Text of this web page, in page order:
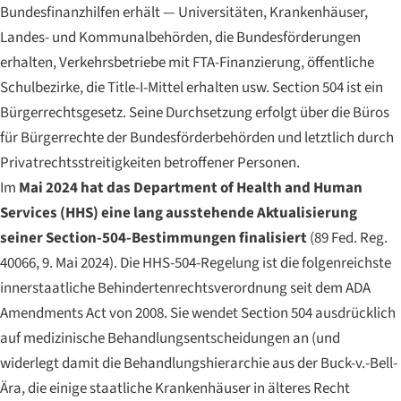
Bundesfinanzhilfen erhält — Universitäten, Krankenhäuser,
Landes- und Kommunalbehörden, die Bundesförderungen
erhalten, Verkehrsbetriebe mit FTA-Finanzierung, öffentliche
Schulbezirke, die Title-I-Mittel erhalten usw. Section 504 ist ein
Bürgerrechtsgesetz. Seine Durchsetzung erfolgt über die Büros
für Bürgerrechte der Bundesförderbehörden und letztlich durch
Privatrechtsstreitigkeiten betroffener Personen.
Im Mai 2024 hat das Department of Health and Human
Services (HHS) eine lang ausstehende Aktualisierung
seiner Section-504-Bestimmungen finalisiert(89 Fed. Reg.
40066, 9. Mai 2024). Die HHS-504-Regelung ist die folgenreichste
innerstaatliche Behindertenrechtsverordnung seit dem ADA
Amendments Act von 2008. Sie wendet Section 504 ausdrücklich
auf medizinische Behandlungsentscheidungen an (und
widerlegt damit die Behandlungshierarchie aus der Buck-v.-Bell-
Ära, die einige staatliche Krankenhäuser in älteres Recht